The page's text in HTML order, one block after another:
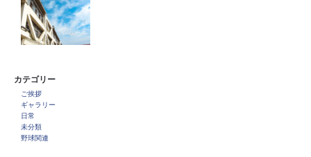
カテゴリー
ご挨拶
ギャラリー
日常
未分類
野球関連